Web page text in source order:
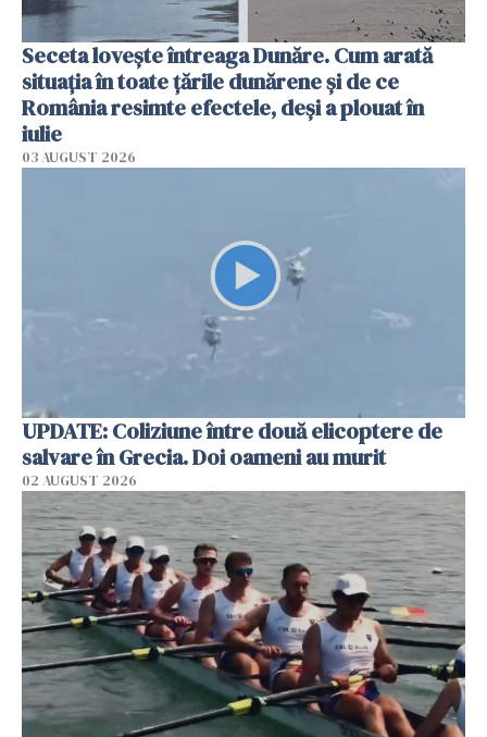
Seceta lovește întreaga Dunăre. Cum arată
situația în toate țările dunărene și de ce
România resimte efectele, deși a plouat în
iulie
03 AUGUST 2026
UPDATE: Coliziune între două elicoptere de
salvare în Grecia. Doi oameni au murit
02 AUGUST 2026